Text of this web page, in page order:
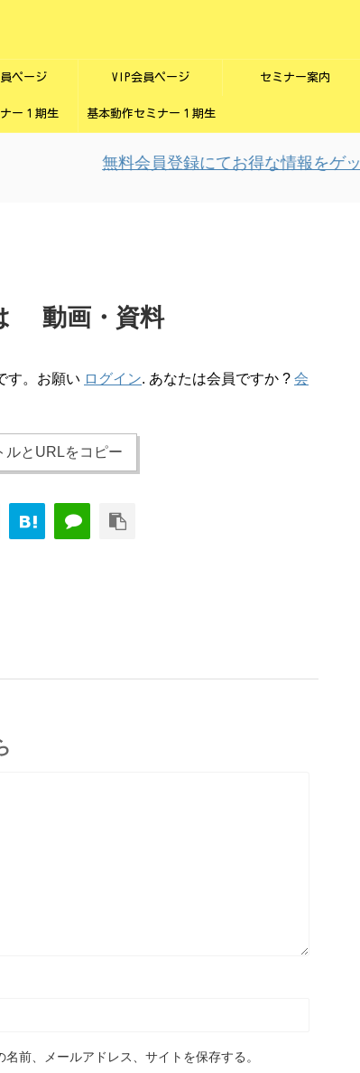
ページ VIP会員ページ セミナー案内
ー１期生 基本動作セミナー１期生
無料会員登録にてお得な情報をゲット！
動画・資料
す。お願い ログイン. あなたは会員ですか ? 会
ルとURLをコピー
前、メールアドレス、サイトを保存する。